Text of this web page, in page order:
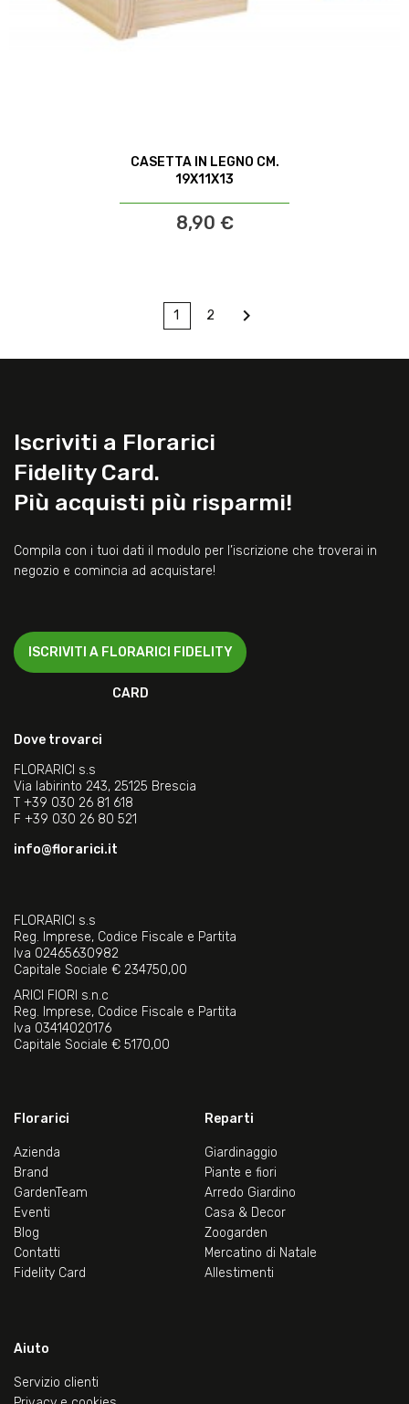
CASETTA IN LEGNO CM.
19X11X13
8,90 €
1 2 
Iscriviti a Florarici
Fidelity Card.
Più acquisti più risparmi!
Compila con i tuoi dati il modulo per l’iscrizione che troverai in
negozio e comincia ad acquistare!
ISCRIVITI A FLORARICI FIDELITY
CARD
Dove trovarci
FLORARICI s.s
Via labirinto 243, 25125 Brescia
T +39 030 26 81 618
F +39 030 26 80 521
info@florarici.it
FLORARICI s.s
Reg. Imprese, Codice Fiscale e Partita
Iva 02465630982
Capitale Sociale € 234750,00
ARICI FIORI s.n.c
Reg. Imprese, Codice Fiscale e Partita
Iva 03414020176
Capitale Sociale € 5170,00
Florarici
Azienda
Brand
GardenTeam
Eventi
Blog
Contatti
Fidelity Card
Reparti
Giardinaggio
Piante e fiori
Arredo Giardino
Casa & Decor
Zoogarden
Mercatino di Natale
Allestimenti
Aiuto
Servizio clienti